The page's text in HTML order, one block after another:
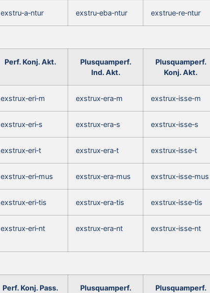
exstru‑a‑ntur exstru‑eba‑ntur exstrue‑re‑ntur
Perf. Konj. Akt.
Plusquamperf.
Ind. Akt.
Plusquamperf.
Konj. Akt.
exstrux‑eri‑m exstrux‑era‑m exstrux‑isse‑m
exstrux‑eri‑s exstrux‑era‑s exstrux‑isse‑s
exstrux‑eri‑t exstrux‑era‑t exstrux‑isse‑t
exstrux‑eri‑mus exstrux‑era‑mus exstrux‑isse‑mus
exstrux‑eri‑tis exstrux‑era‑tis exstrux‑isse‑tis
exstrux‑eri‑nt exstrux‑era‑nt exstrux‑isse‑nt
Perf. Konj. Pass.
Plusquamperf.
Plusquamperf.